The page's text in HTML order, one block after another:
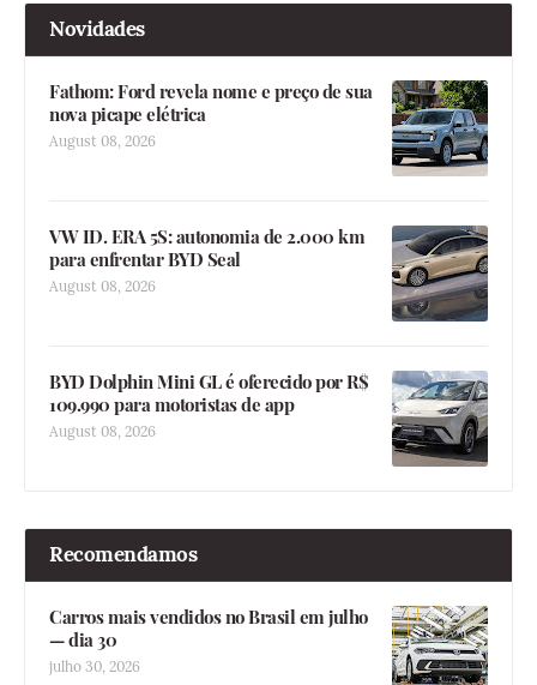
Novidades
Fathom: Ford revela nome e preço de sua
nova picape elétrica
August 08, 2026
VW ID. ERA 5S: autonomia de 2.000 km
para enfrentar BYD Seal
August 08, 2026
BYD Dolphin Mini GL é oferecido por R$
109.990 para motoristas de app
August 08, 2026
Recomendamos
Carros mais vendidos no Brasil em julho
— dia 30
julho 30, 2026